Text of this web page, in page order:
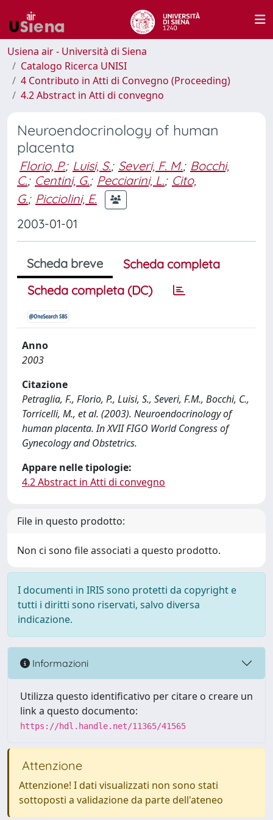
Usiena air - Università di Siena
Catalogo Ricerca UNISI
4 Contributo in Atti di Convegno (Proceeding)
4.2 Abstract in Atti di convegno
Neuroendocrinology of human
placenta
Florio, P.; Luisi, S.; Severi, F. M.; Bocchi,
C.; Centini, G.; Pecciarini, L.; Cito,
G.; Picciolini, E.
2003-01-01
Scheda breve
Scheda completa
Scheda completa (DC)
Anno
2003
Citazione
Petraglia, F., Florio, P., Luisi, S., Severi, F.M., Bocchi, C.,
Torricelli, M., et al. (2003). Neuroendocrinology of
human placenta. In XVII FIGO World Congress of
Gynecology and Obstetrics.
Appare nelle tipologie:
4.2 Abstract in Atti di convegno
File in questo prodotto:
Non ci sono file associati a questo prodotto.
I documenti in IRIS sono protetti da copyright e
tutti i diritti sono riservati, salvo diversa
indicazione.
Informazioni
Utilizza questo identificativo per citare o creare un
link a questo documento:
https://hdl.handle.net/11365/41565
Attenzione
Attenzione! I dati visualizzati non sono stati
sottoposti a validazione da parte dell'ateneo